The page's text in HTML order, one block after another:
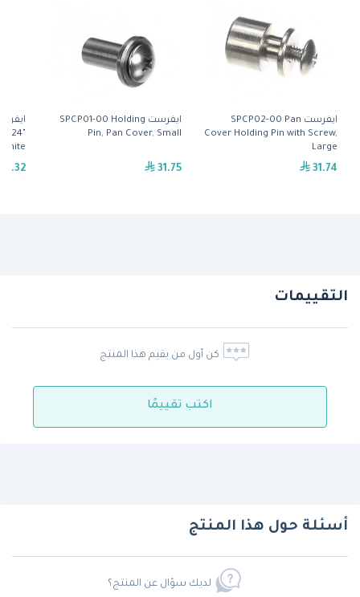
ايفرست SPCP02-00 Pan
Cover Holding Pin with Screw,
Large
31.74
ايفرست SPCP01-00 Holding
Pin, Pan Cover, Small
31.75
x 24"
التقييمات
كن أول من يقيم هذا المنتج
اكتب تقييمًا
أسئلة حول هذا المنتج
لديك سؤال عن المنتج؟